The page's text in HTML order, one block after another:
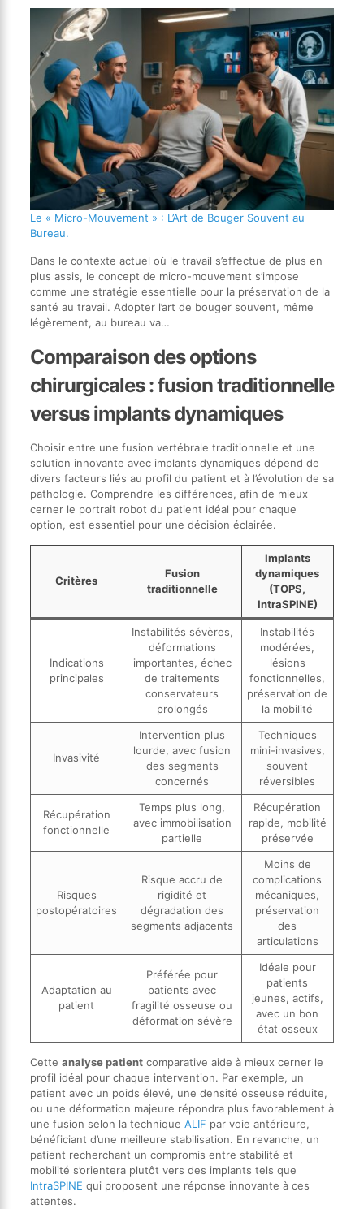
Le « Micro-Mouvement » : L’Art de Bouger Souvent au
Bureau.
Dans le contexte actuel où le travail s’effectue de plus en
plus assis, le concept de micro-mouvement s’impose
comme une stratégie essentielle pour la préservation de la
santé au travail. Adopter l’art de bouger souvent, même
légèrement, au bureau va…
Comparaison des options
chirurgicales : fusion traditionnelle
versus implants dynamiques
Choisir entre une fusion vertébrale traditionnelle et une
solution innovante avec implants dynamiques dépend de
divers facteurs liés au profil du patient et à l’évolution de sa
pathologie. Comprendre les différences, afin de mieux
cerner le portrait robot du patient idéal pour chaque
option, est essentiel pour une décision éclairée.
Critères
Fusion
traditionnelle
Implants
dynamiques
(TOPS,
IntraSPINE)
Indications
principales
Instabilités sévères,
déformations
importantes, échec
de traitements
conservateurs
prolongés
Instabilités
modérées,
lésions
fonctionnelles,
préservation de
la mobilité
Invasivité
Intervention plus
lourde, avec fusion
des segments
concernés
Techniques
mini-invasives,
souvent
réversibles
Récupération
fonctionnelle
Temps plus long,
avec immobilisation
partielle
Récupération
rapide, mobilité
préservée
Risques
postopératoires
Risque accru de
rigidité et
dégradation des
segments adjacents
Moins de
complications
mécaniques,
préservation
des
articulations
Adaptation au
patient
Préférée pour
patients avec
fragilité osseuse ou
déformation sévère
Idéale pour
patients
jeunes, actifs,
avec un bon
état osseux
Cette analyse patientcomparative aide à mieux cerner le
profil idéal pour chaque intervention. Par exemple, un
patient avec un poids élevé, une densité osseuse réduite,
ou une déformation majeure répondra plus favorablement à
une fusion selon la technique ALIF par voie antérieure,
bénéficiant d’une meilleure stabilisation. En revanche, un
patient recherchant un compromis entre stabilité et
mobilité s’orientera plutôt vers des implants tels que
IntraSPINE qui proposent une réponse innovante à ces
attentes.